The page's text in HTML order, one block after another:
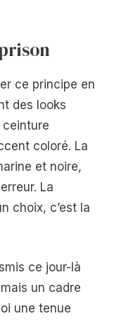
ce principe en
des looks
coloré. La
et noire,
La
choix, c’est la
ce jour-là
un cadre
une tenue